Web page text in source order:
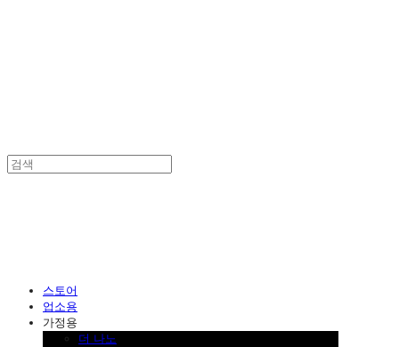
스토어
업소용
가정용
더 나노